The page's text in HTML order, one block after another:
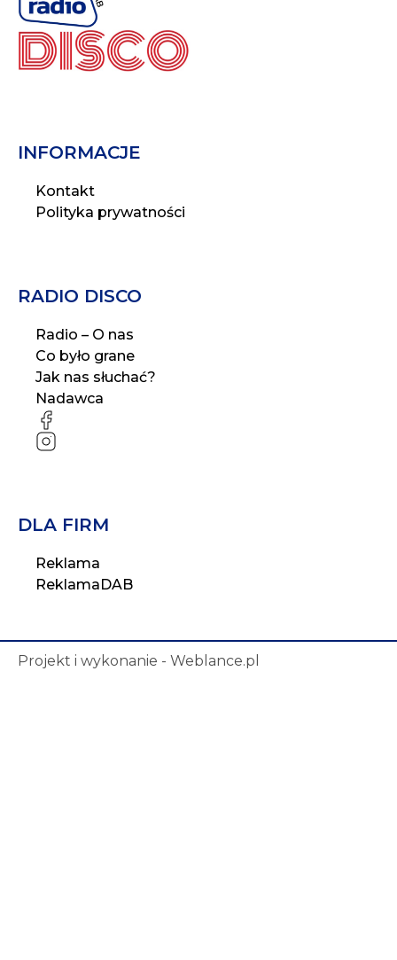
INFORMACJE
Kontakt
Polityka prywatności
RADIO DISCO
Radio – O nas
Co było grane
Jak nas słuchać?
Nadawca
FB
IG
DLA FIRM
Reklama
ReklamaDAB
Projekt i wykonanie - Weblance.pl